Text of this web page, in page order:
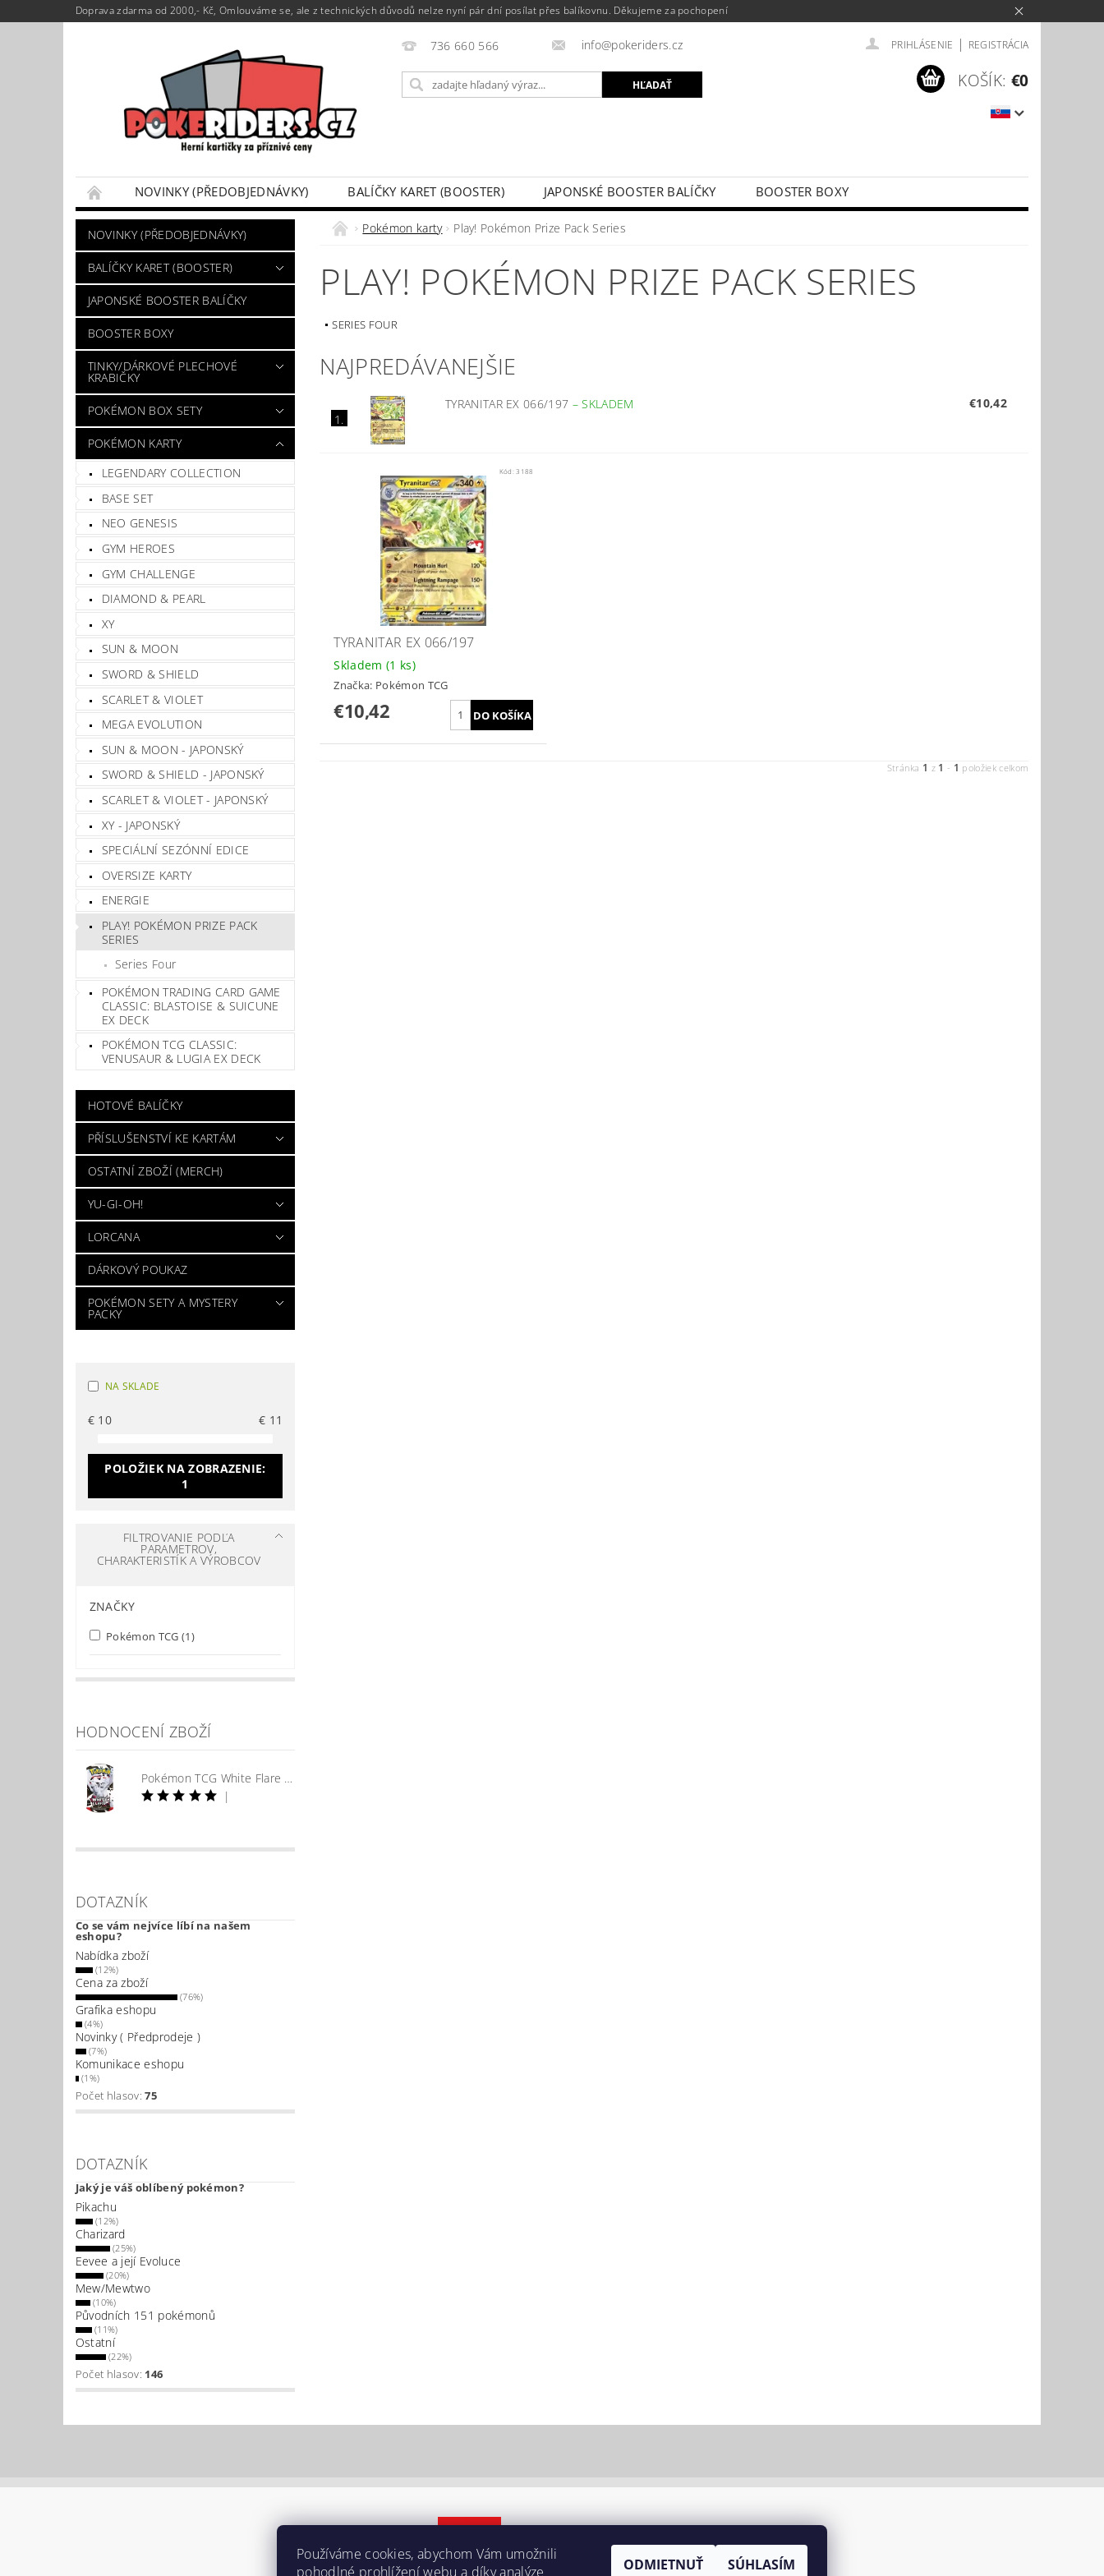
Doprava zdarma od 2000,- Kč, Omlouváme se, ale z technických důvodů nelze nyní pár dní posílat přes balíkovnu. Děkujeme za pochopení
736 660 566 info@pokeriders.cz PRIHLÁSENIE | REGISTRÁCIA
KOŠÍK: €0
NOVINKY (PŘEDOBJEDNÁVKY) BALÍČKY KARET (BOOSTER) JAPONSKÉ BOOSTER BALÍČKY
BOOSTER BOXY
POKÉMON BOX SETY
TINKY/DÁRKOVÉ PLECHOVÉ KRABIČKY POKÉMON KARTY
VÝKUP POKÉMON KARET
DÁRKOVÝ POUKAZ
NOVINKY (PŘEDOBJEDNÁVKY)
BALÍČKY KARET (BOOSTER)
JAPONSKÉ BOOSTER BALÍČKY
BOOSTER BOXY
TINKY/DÁRKOVÉ PLECHOVÉ
KRABIČKY
POKÉMON BOX SETY
POKÉMON KARTY
LEGENDARY COLLECTION
BASE SET
NEO GENESIS
GYM HEROES
GYM CHALLENGE
DIAMOND & PEARL
XY
SUN & MOON
SWORD & SHIELD
SCARLET & VIOLET
MEGA EVOLUTION
SUN & MOON - JAPONSKÝ
SWORD & SHIELD - JAPONSKÝ
SCARLET & VIOLET - JAPONSKÝ
XY - JAPONSKÝ
SPECIÁLNÍ SEZÓNNÍ EDICE
OVERSIZE KARTY
ENERGIE
PLAY! POKÉMON PRIZE PACK
SERIES
Series Four
POKÉMON TRADING CARD GAME
CLASSIC: BLASTOISE & SUICUNE
EX DECK
POKÉMON TCG CLASSIC:
VENUSAUR & LUGIA EX DECK
HOTOVÉ BALÍČKY
PŘÍSLUŠENSTVÍ KE KARTÁM
OSTATNÍ ZBOŽÍ (MERCH)
YU-GI-OH!
LORCANA
DÁRKOVÝ POUKAZ
POKÉMON SETY A MYSTERY
PACKY
NA SKLADE
€ 10 € 11
POLOŽIEK NA ZOBRAZENIE:
1
FILTROVANIE PODĽA
PARAMETROV,
CHARAKTERISTÍK A VÝROBCOV
ZNAČKY
Pokémon TCG (1)
HODNOCENÍ ZBOŽÍ
Pokémon TCG White Flare Booster
|
DOTAZNÍK
Co se vám nejvíce líbí na našem
eshopu?
Nabídka zboží
(12%)
Cena za zboží
(76%)
Grafika eshopu
(4%)
Novinky ( Předprodeje )
(7%)
Komunikace eshopu
(1%)
Počet hlasov:75
DOTAZNÍK
Jaký je váš oblíbený pokémon?
Pikachu
(12%)
Charizard
(25%)
Eevee a její Evoluce
(20%)
Mew/Mewtwo
(10%)
Původních 151 pokémonů
(11%)
Ostatní
(22%)
Počet hlasov: 146
Pokémon karty Play! Pokémon Prize Pack Series
PLAY! POKÉMON PRIZE PACK SERIES
SERIES FOUR
NAJPREDÁVANEJŠIE
1.
TYRANITAR EX 066/197 –SKLADEM €10,42
Kód:3188
TYRANITAR EX 066/197
Skladem (1 ks)
Značka: Pokémon TCG
€10,42
Stránka 1 z 1 - 1 položiek celkom
Používáme cookies, abychom Vám umožnili
pohodlné prohlížení webu a díky analýze
ODMIETNUŤ SÚHLASÍM